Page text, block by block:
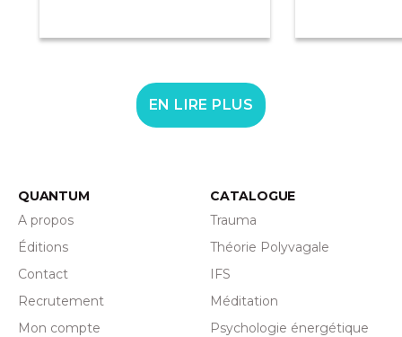
EN LIRE PLUS
QUANTUM
A propos
Éditions
Contact
Recrutement
Mon compte
CATALOGUE
Trauma
Théorie Polyvagale
IFS
Méditation
Psychologie énergétique